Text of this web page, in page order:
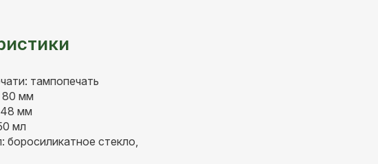
тампопечать
мм
мм
мл
боросиликатное стекло,